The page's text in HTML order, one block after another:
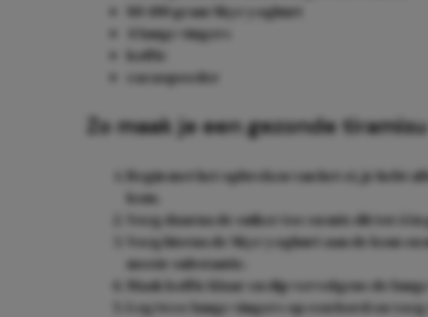
80-100 gram Skyr yoghurt
4 lange vingers
koffie
cacaopoeder
Zo maak je een gezonde tiramisu
Begin met het opbreken van het ei, je hebt
kom.
Voeg daarna de suiker toe en mix dit tot één
Voeg hierna de Skyr yoghurt aan de kom
mooie substantie.
Maak koffie klaar en dip vervolgens de
Leg twee lange vingers op een bord en